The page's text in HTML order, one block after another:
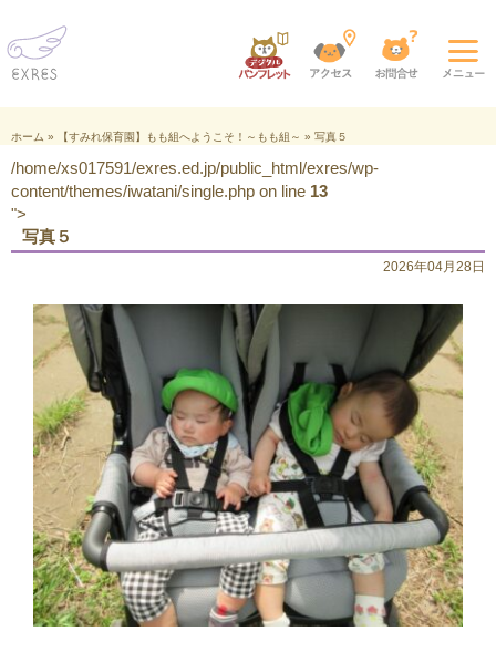
ホーム » 【すみれ保育園】もも組へようこそ！～もも組～ » 写真５
/home/xs017591/exres.ed.jp/public_html/exres/wp-
content/themes/iwatani/single.php on line 13
">
写真５
2026年04月28日